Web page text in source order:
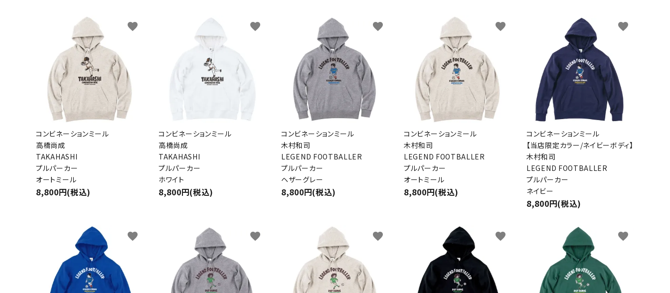
コンビネーションミール
高橋尚成
TAKAHASHI
プルパーカー
オートミール
8,800円(税込)
favorite
コンビネーションミール
高橋尚成
TAKAHASHI
プルパーカー
ホワイト
8,800円(税込)
favorite
コンビネーションミール
木村和司
LEGEND FOOTBALLER
プルパーカー
ヘザーグレー
8,800円(税込)
favorite
コンビネーションミール
木村和司
LEGEND FOOTBALLER
プルパーカー
オートミール
8,800円(税込)
favorite
コンビネーションミール
【当店限定カラー/ネイビーボディ】
木村和司
LEGEND FOOTBALLER
プルパーカー
ネイビー
8,800円(税込)
favorite
favorite favorite favorite favorite favorite
カテゴリー
検索する